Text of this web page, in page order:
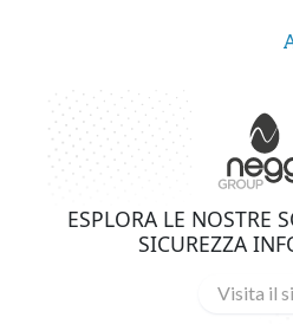
ESPLORA LE NOSTRE
SICUREZZA
Visita il